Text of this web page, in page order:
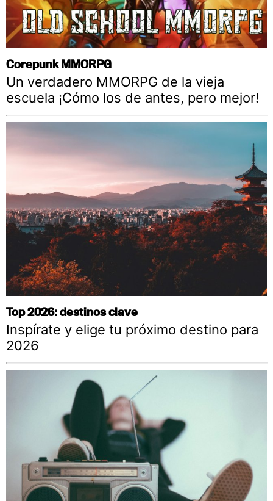
Corepunk MMORPG
Un verdadero MMORPG de la vieja
escuela ¡Cómo los de antes, pero mejor!
Top 2026: destinos clave
Inspírate y elige tu próximo destino para
2026